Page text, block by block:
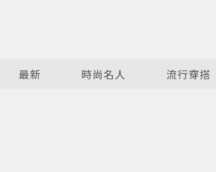
最新 時尚名人 流行穿搭